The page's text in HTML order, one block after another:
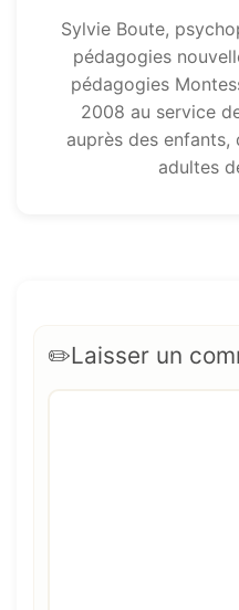
Sylvie Boute,
pédagogies
pédagogies
2008 au service
auprès des
adultes
Laisser un